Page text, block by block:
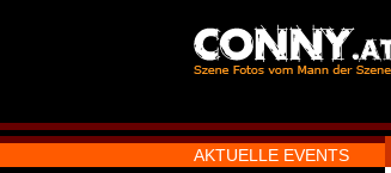
AKTUELLE EVENTS